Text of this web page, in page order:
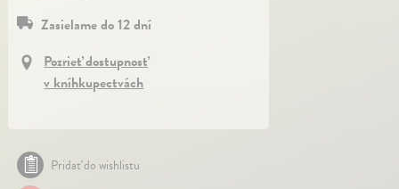
Zasielame do 12 dní
Pozrieť dostupnosť
v kníhkupectvách
Pridať do wishlistu